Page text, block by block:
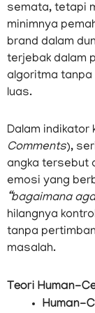
semata, tetapi
minimnya
brand dalam
terjebak dalam
algoritma tanpa
luas.
Dalam indikator
Comments),
angka tersebut
emosi yang
“bagaimana
hilangnya
tanpa
masalah.
Teori Human-
Human-